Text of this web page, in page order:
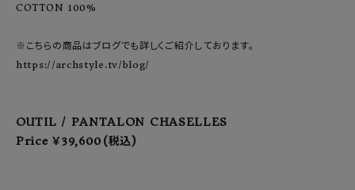
COTTON 100%
※こちらの商品はブログでも詳しくご紹介しております。
https://archstyle.tv/blog/
OUTIL / PANTALON CHASELLES
Price ￥39,600(税込)